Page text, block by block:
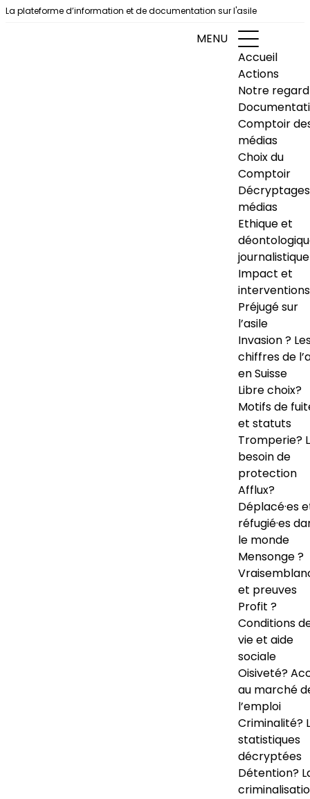
Aller au contenu
La plateforme d’information et de documentation sur l'asile
MENU
Accueil
Actions
Notre regard
Comptoir
médias
Choix du
Comptoir
Décryptages
médias
Ethique et
journalistique
Impact et
interventions
Préjugé sur
l’asile
Invasion ?
chiffres de
en Suisse
Libre choix?
Motifs de
et statuts
Tromperie?
besoin de
protection
Afflux?
Déplacé·es
réfugié·es
le monde
Mensonge ?
et preuves
Profit ?
Conditions
vie et aide
sociale
Oisiveté?
au marché
l’emploi
Criminalité?
statistiques
décryptées
Détention?